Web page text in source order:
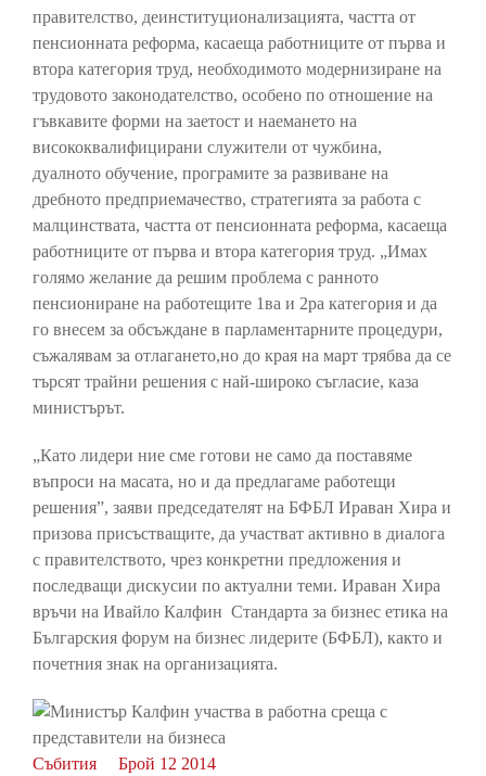
правителство, деинституционализацията, частта от
пенсионната реформа, касаеща работниците от първа и
втора категория труд, необходимото модернизиране на
трудовото законодателство, особено по отношение на
гъвкавите форми на заетост и наемането на
висококвалифицирани служители от чужбина,
дуалното обучение, програмите за развиване на
дребното предприемачество, стратегията за работа с
малцинствата, частта от пенсионната реформа, касаеща
работниците от първа и втора категория труд. „Имах
голямо желание да решим проблема с ранното
пенсиониране на работещите 1ва и 2ра категория и да
го внесем за обсъждане в парламентарните процедури,
съжалявам за отлагането,но до края на март трябва да се
търсят трайни решения с най-широко съгласие, каза
министърът.
„Като лидери ние сме готови не само да поставяме
въпроси на масата, но и да предлагаме работещи
решения”, заяви председателят на БФБЛ Ираван Хира и
призова присъстващите, да участват активно в диалога
с правителството, чрез конкретни предложения и
последващи дискусии по актуални теми. Ираван Хира
връчи на Ивайло Калфин Стандарта за бизнес етика на
Българския форум на бизнес лидерите (БФБЛ), както и
почетния знак на организацията.
Събития Брой 12 2014